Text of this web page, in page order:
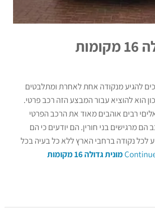
להגיע מנקודה אחת לאחרת ומתלבטים
הוא להוציא עבור המבצע הזה רכב פרטי.
רבים אוהבים מאוד את הרכב הפרטי
מרגישים בני חורין. הם יודעים כי הם
לכל נקודה ברחבי הארץ ללא כל בעיה בכל
מונית גדולה 16 מקומות